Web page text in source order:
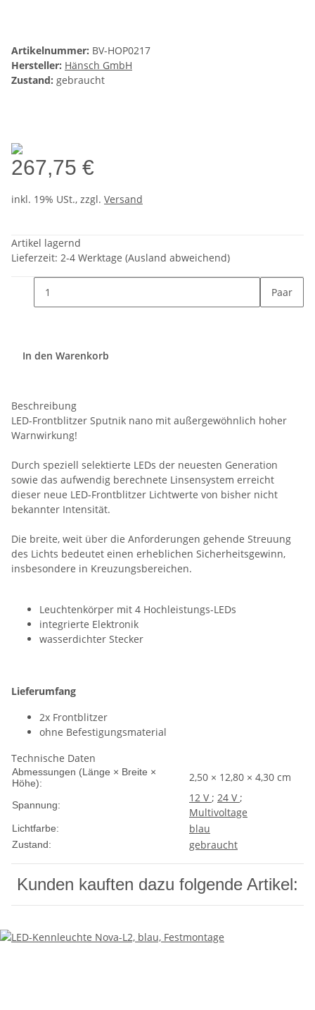
Artikelnummer: BV-HOP0217
Hersteller: Hänsch GmbH
Zustand: gebraucht
267,75 €
inkl. 19% USt., zzgl. Versand
Artikel lagernd
Lieferzeit: 2-4 Werktage (Ausland abweichend)
Paar
In den Warenkorb
Beschreibung
LED-Frontblitzer Sputnik nano mit außergewöhnlich hoher
Warnwirkung!
Durch speziell selektierte LEDs der neuesten Generation
sowie das aufwendig berechnete Linsensystem erreicht
dieser neue LED-Frontblitzer Lichtwerte von bisher nicht
bekannter Intensität.
Die breite, weit über die Anforderungen gehende Streuung
des Lichts bedeutet einen erheblichen Sicherheitsgewinn,
insbesondere in Kreuzungsbereichen.
Leuchtenkörper mit 4 Hochleistungs-LEDs
integrierte Elektronik
wasserdichter Stecker
Lieferumfang
2x Frontblitzer
ohne Befestigungsmaterial
Technische Daten
Abmessungen (Länge × Breite ×
Höhe):
2,50 × 12,80 × 4,30 cm
Spannung:
12 V ; 24 V ;
Multivoltage
Lichtfarbe: blau
Zustand: gebraucht
Kunden kauften dazu folgende Artikel: